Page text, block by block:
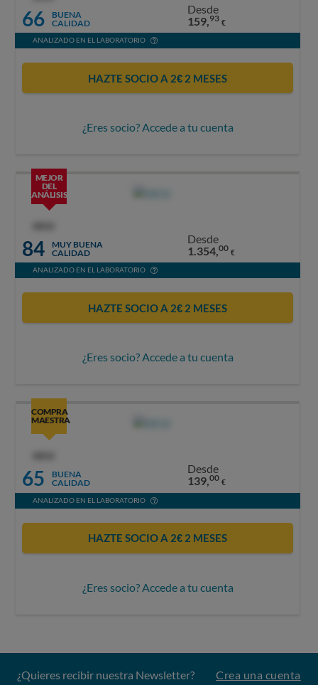
66
BUENA
CALIDAD
Desde
159,93 €
ANALIZADO EN EL LABORATORIO
HAZTE SOCIO A 2€ 2 MESES
¿Eres socio? Accede a tu cuenta
MEJOR
DEL
ANÁLISIS
84
MUY BUENA
CALIDAD
Desde
1.354,00 €
ANALIZADO EN EL LABORATORIO
HAZTE SOCIO A 2€ 2 MESES
¿Eres socio? Accede a tu cuenta
COMPRA
MAESTRA
65
BUENA
CALIDAD
Desde
139,00 €
ANALIZADO EN EL LABORATORIO
HAZTE SOCIO A 2€ 2 MESES
¿Eres socio? Accede a tu cuenta
¿Quieres recibir nuestra Newsletter? Crea una cuenta